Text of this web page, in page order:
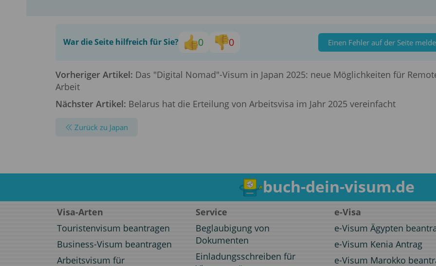
War die Seite hilfreich für Sie? 0 0 Einen Fehler auf der Seite
Vorheriger Artikel: Das "Digital Nomad"-Visum in Japan 2025: neue Möglichkeiten für
Arbeit
Nächster Artikel: Belarus hat die Erteilung von Arbeitsvisa im Jahr 2025 vereinfacht
Zurück zu Japan
buch-dein-visum.de
Visa-Arten
Touristenvisum beantragen
Business-Visum beantragen
Arbeitsvisum für
Service
Beglaubigung von
Dokumenten
Einladungsschreiben für
e-Visa
e-Visum Ägypten
e-Visum Kenia Antrag
e-Visum Marokko